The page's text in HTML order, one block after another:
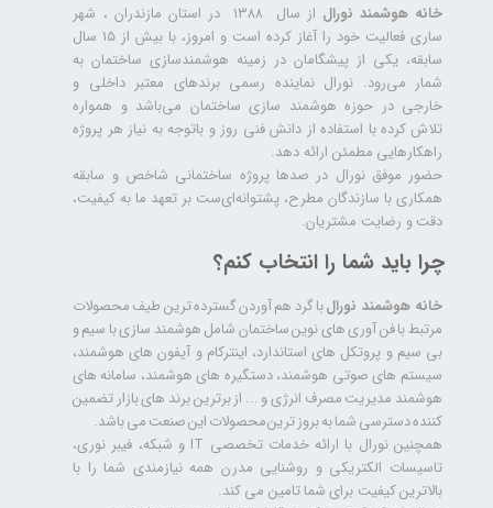
خانه هوشمند نورال
از سال ۱۳۸۸ در استان مازندران ، شهر
ساری فعالیت خود را آغاز کرده است و امروز، با بیش از ۱۵ سال
سابقه، یکی از پیشگامان در زمینه هوشمندسازی ساختمان به
شمار می‌رود. نورال نماینده رسمی برندهای معتبر داخلی و
خارجی در حوزه هوشمند سازی ساختمان می‌باشد و همواره
تلاش کرده با استفاده از دانش فنی روز و باتوجه به نیاز هر پروژه
راهکارهایی مطمئن ارائه دهد.
حضور موفق نورال در صدها پروژه‌ ساختمانی شاخص و سابقه
همکاری با سازندگان مطرح، پشتوانه‌ای‌ست بر تعهد ما به کیفیت،
دقت و رضایت مشتریان.
چرا باید شما را انتخاب کنم؟
خانه هوشمند نورالبا گرد هم آوردن گسترده ترین طیف محصولات
مرتبط با فن آوری های نوین ساختمان شامل هوشمند سازی با سیم و
بی سیم و پروتکل های استاندارد، اینترکام و آیفون های هوشمند،
سیستم های صوتی هوشمند، دستگیره های هوشمند، سامانه های
هوشمند مدیریت مصرف انرژی و ... از برترین برند های بازار تضمین
کننده دسترسی شما به بروز ترین محصولات این صنعت می باشد.
همچنین نورال با ارائه خدمات تخصصی IT و شبکه، فیبر نوری،
تاسیسات الکتریکی و روشنایی مدرن همه نیازمندی شما را با
بالاترین کیفیت برای شما تامین می کند.